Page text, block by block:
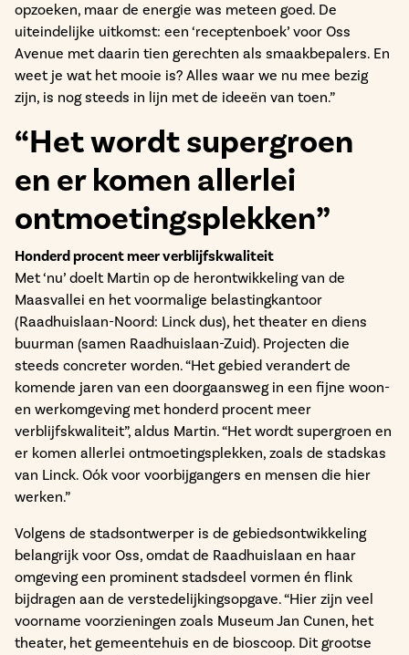
opzoeken, maar de energie was meteen goed. De
uiteindelijke uitkomst: een ‘receptenboek’ voor Oss
Avenue met daarin tien gerechten als smaakbepalers. En
weet je wat het mooie is? Alles waar we nu mee bezig
zijn, is nog steeds in lijn met de ideeën van toen.”
“Het wordt supergroen
en er komen allerlei
ontmoetingsplekken”
Honderd procent meer verblijfskwaliteit
Met ‘nu’ doelt Martin op de herontwikkeling van de
Maasvallei en het voormalige belastingkantoor
(Raadhuislaan-Noord: Linck dus), het theater en diens
buurman (samen Raadhuislaan-Zuid). Projecten die
steeds concreter worden. “Het gebied verandert de
komende jaren van een doorgaansweg in een fijne woon-
en werkomgeving met honderd procent meer
verblijfskwaliteit”, aldus Martin. “Het wordt supergroen en
er komen allerlei ontmoetingsplekken, zoals de stadskas
van Linck. Oók voor voorbijgangers en mensen die hier
werken.”
Volgens de stadsontwerper is de gebiedsontwikkeling
belangrijk voor Oss, omdat de Raadhuislaan en haar
omgeving een prominent stadsdeel vormen én flink
bijdragen aan de verstedelijkingsopgave. “Hier zijn veel
voorname voorzieningen zoals Museum Jan Cunen, het
theater, het gemeentehuis en de bioscoop. Dit grootse